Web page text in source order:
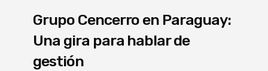
Grupo Cencerro en Paraguay:
Una gira para hablar de
gestión